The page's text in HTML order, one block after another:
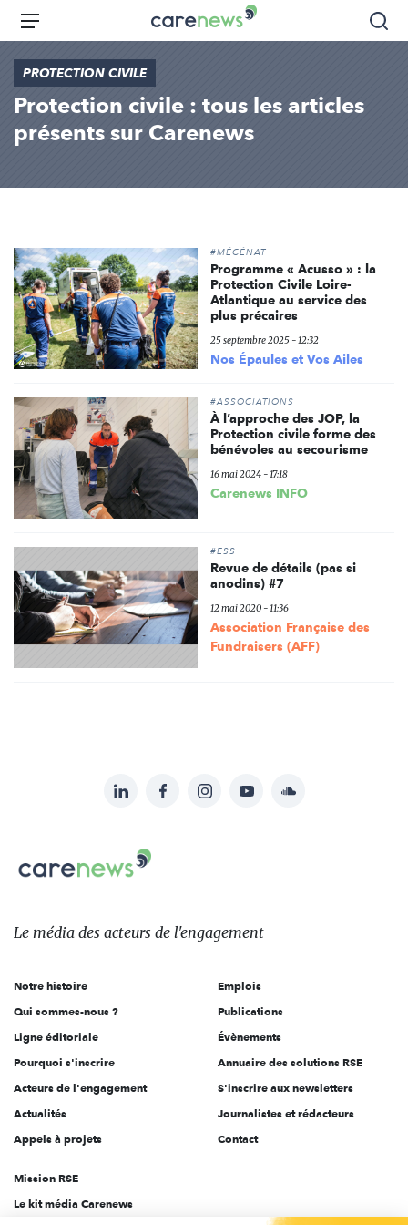
Aller
principal
Carenews,
Le
média
acteurs
de
l'engagement
Menu
PROTECTION CIVILE
Protection civile : tous les articles
présents sur Carenews
#MÉCÉNAT
Programme « Acusso » : la
Protection Civile Loire-
Atlantique au service des
plus précaires
25 septembre 2025 - 12:32
Nos Épaules et Vos Ailes
#ASSOCIATIONS
À l’approche des JOP, la
Protection civile forme des
bénévoles au secourisme
16 mai 2024 - 17:18
Carenews INFO
#ESS
Revue de détails (pas si
anodins) #7
12 mai 2020 - 11:36
Association Française des
Fundraisers (AFF)
sur:
LinkedInFacebookInstagramYouTubeSoundcloud
Le
des
l'engagement
Le média des acteurs de l'engagement
Notre histoire
Qui sommes-nous ?
Ligne éditoriale
Pourquoi s'inscrire
Acteurs de l'engagement
Actualités
Appels à projets
Emplois
Publications
Évènements
Annuaire des solutions RSE
S'inscrire aux newsletters
Journalistes et rédacteurs
Contact
Mission RSE
Le kit média Carenews